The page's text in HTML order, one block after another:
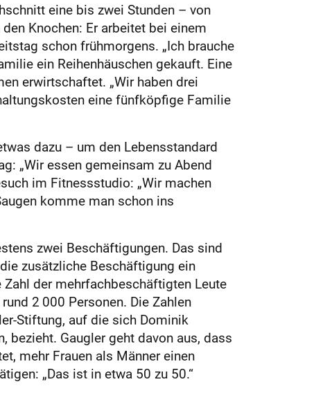
eine bis zwei Stunden – von
Knochen: Er arbeitet bei einem
schon frühmorgens. „Ich brauche
ein Reihenhäuschen gekauft. Eine
erwirtschaftet. „Wir haben drei
eine fünfköpfige Familie
dazu – um den Lebensstandard
„Wir essen gemeinsam zu Abend
im Fitnessstudio: „Wir machen
komme man schon ins
zwei Beschäftigungen. Das sind
zusätzliche Beschäftigung ein
der mehrfachbeschäftigten Leute
2 000 Personen. Die Zahlen
Stiftung, auf die sich Dominik
bezieht. Gaugler geht davon aus, dass
mehr Frauen als Männer einen
„Das ist in etwa 50 zu 50.“